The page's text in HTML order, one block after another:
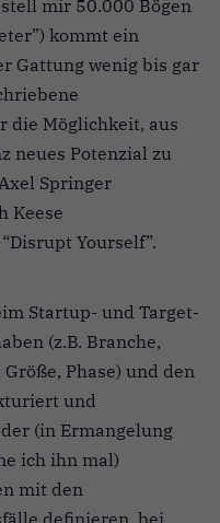
mir 50.000 Bögen
kommt ein
Gattung wenig bis gar
die Möglichkeit, aus
neues Potenzial zu
Springer
Keese
Yourself”.
Startup- und Target-
(z.B. Branche,
Phase) und den
und
(in Ermangelung
ich ihn mal)
mit den
definieren, bei